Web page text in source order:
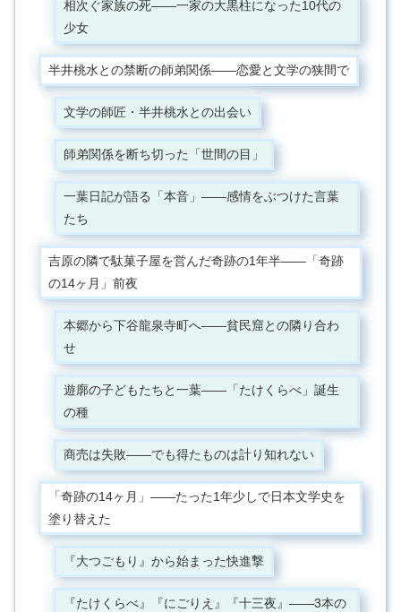
相次ぐ家族の死——一家の大黒柱になった10代の
少女
半井桃水との禁断の師弟関係——恋愛と文学の狭間で
文学の師匠・半井桃水との出会い
師弟関係を断ち切った「世間の目」
一葉日記が語る「本音」——感情をぶつけた言葉
たち
吉原の隣で駄菓子屋を営んだ奇跡の1年半——「奇跡
の14ヶ月」前夜
本郷から下谷龍泉寺町へ——貧民窟との隣り合わ
せ
遊廓の子どもたちと一葉——「たけくらべ」誕生
の種
商売は失敗——でも得たものは計り知れない
「奇跡の14ヶ月」——たった1年少しで日本文学史を
塗り替えた
『大つごもり』から始まった快進撃
『たけくらべ』『にごりえ』『十三夜』——3本の